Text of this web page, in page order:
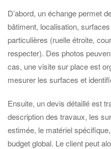
D’abord, un échange permet
bâtiment, localisation,
particulières (ruelle étroite,
respecter). Des photos
cas, une visite sur place est
mesurer les surfaces et
Ensuite, un devis détaillé est
description des travaux, les
estimée, le matériel
budget global. Le client peut